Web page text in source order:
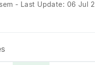
- Last Update: 06 Jul